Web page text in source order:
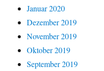
Januar 2020
Dezember 2019
November 2019
Oktober 2019
September 2019